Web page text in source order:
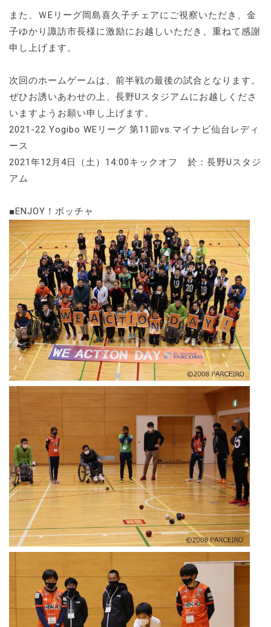
また、ＷEリーグ岡島喜久子チェアにご視察いただき、金
子ゆかり諏訪市長様に激励にお越しいただき、重ねて感謝
申し上げます。
次回のホームゲームは、前半戦の最後の試合となります。
ぜひお誘いあわせの上、長野Uスタジアムにお越しくださ
いますようお願い申し上げます。
2021-22 Yogibo WEリーグ 第11節vs.マイナビ仙台レディ
ース
2021年12月4日（土）14:00キックオフ 於：長野Uスタジ
アム
■ENJOY！ボッチャ